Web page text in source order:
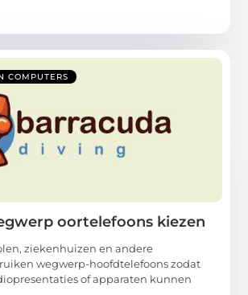
COMPUTERS
oortelefoons kiezen
ziekenhuizen en andere
wegwerp-hoofdtelefoons zodat
of apparaten kunnen